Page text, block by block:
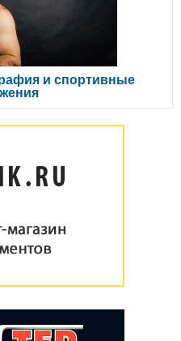
и спортивные